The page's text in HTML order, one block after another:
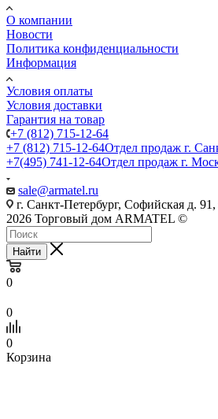
О компании
Новости
Политика конфиденциальности
Информация
Условия оплаты
Условия доставки
Гарантия на товар
+7 (812) 715-12-64
+7 (812) 715-12-64Отдел продаж г.
+7(495) 741-12-64Отдел продаж г.
sale@armatel.ru
г. Санкт-Петербург, Софийская д.
2026 Торговый дом ARMATEL ©
Найти
0
0
0
Корзина